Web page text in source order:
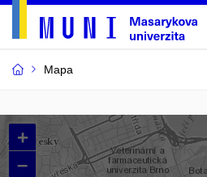
Mapa
Budovy
a
+
–